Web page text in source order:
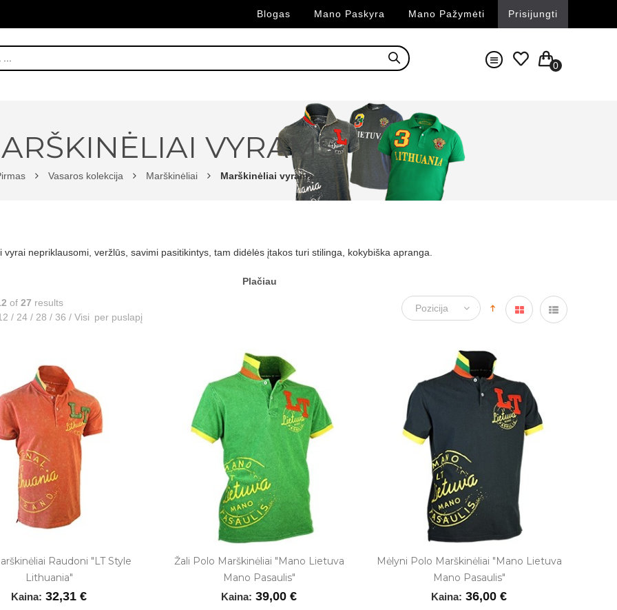
Blogas Mano Paskyra Mano Pažymėti Prisijungti
0
VYRAMS
Vasaros kolekcija Marškinėliai Marškinėliai vyrams
vyrai nepriklausomi, veržlūs, savimi pasitikintys, tam didėlės įtakos turi stilinga, kokybiška apranga.
Plačiau
of 27 results
/ 24 / 28 / 36 / Visi per puslapį
Raudoni "LT Style
Lithuania"
Kaina: 32,31 €
Žali Polo Marškinėliai "Mano Lietuva
Mano Pasaulis"
Kaina: 39,00 €
Mėlyni Polo Marškinėliai "Mano Lietuva
Mano Pasaulis"
Kaina: 36,00 €